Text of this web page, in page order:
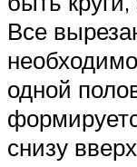
Все
одной
снизу